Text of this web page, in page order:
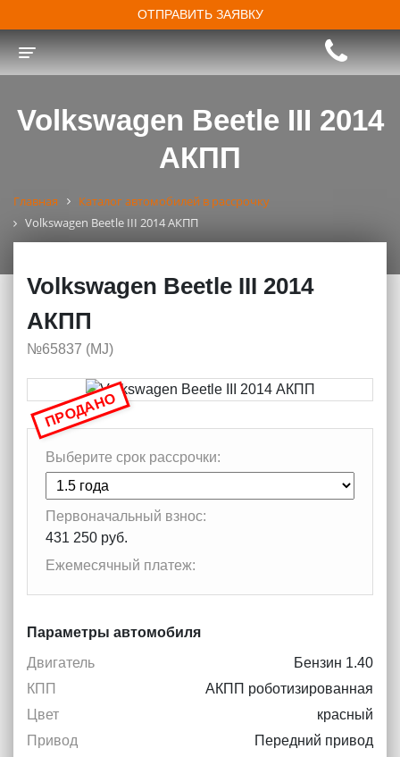
ОТПРАВИТЬ ЗАЯВКУ
Volkswagen Beetle III 2014
АКПП
Главная
Каталог автомобилей в рассрочку
Volkswagen Beetle III 2014 АКПП
Volkswagen Beetle III 2014
АКПП
№65837 (МJ)
Выберите срок рассрочки:
Первоначальный взнос:
431 250 руб.
Ежемесячный платеж:
Параметры автомобиля
Двигатель
Бензин 1.40
КПП
АКПП роботизированная
Цвет
красный
Привод
Передний привод
ПРОДАНО